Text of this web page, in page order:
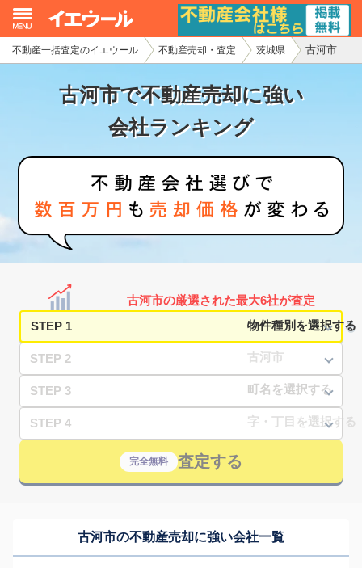
不動産一括査定のイエウール 不動産売却・査定 茨城県 古河市
古河市で不動産売却に強い
会社ランキング
古河市の厳選された最大6社が査定
STEP 1
STEP 2
STEP 3
STEP 4
完全無料 査定する
古河市の不動産売却に強い会社一覧
イエウール加盟希望の不動産会社様
初めての方へ
不動産の売却・一括査定
家査定シミュレーター
お問い合わせ